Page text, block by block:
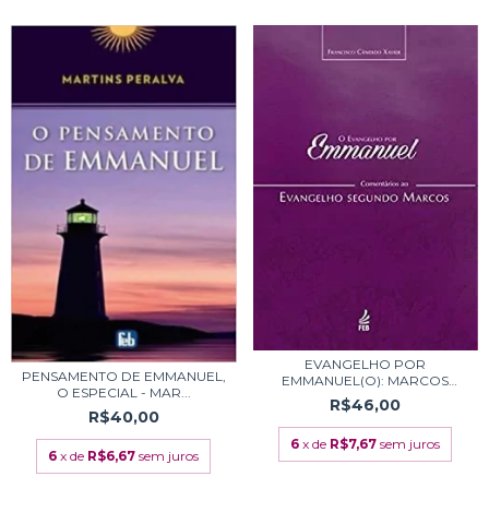
PENSAMENTO DE EMMANUEL,
O ESPECIAL - MAR...
R$40,00
6 x de R$6,67 sem juros
EVANGELHO POR
EMMANUEL(O): MARCOS
COMENT...
R$46,00
6 x de R$7,67 sem juros